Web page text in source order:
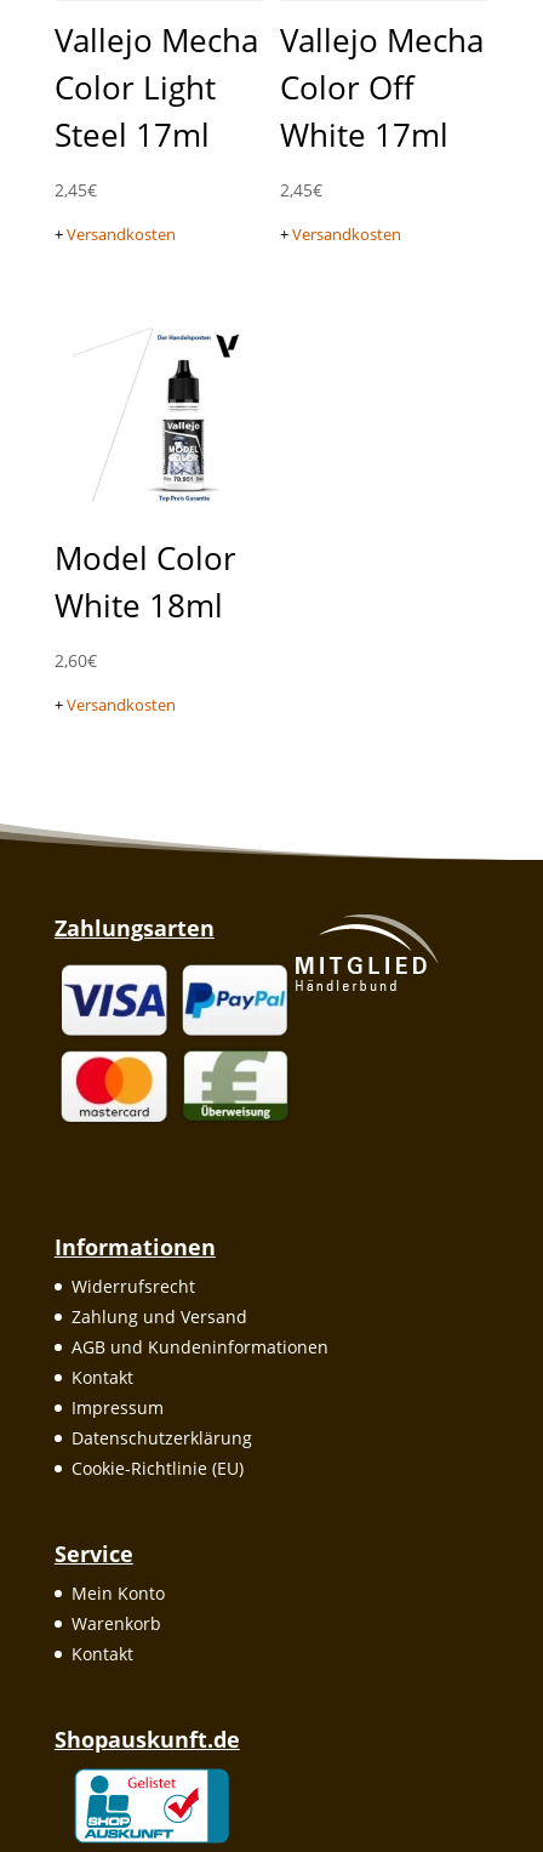
Vallejo Mecha
Color Light
Steel 17ml
2,45€
+Versandkosten
Vallejo Mecha
Color Off
White 17ml
2,45€
+Versandkosten
Model Color
White 18ml
2,60€
+Versandkosten
Zahlungsarten
Informationen
Widerrufsrecht
Zahlung und Versand
AGB und Kundeninformationen
Kontakt
Impressum
Datenschutzerklärung
Cookie-Richtlinie (EU)
Service
Mein Konto
Warenkorb
Kontakt
Shopauskunft.de